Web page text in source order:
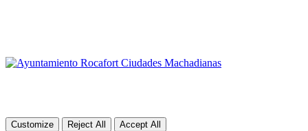
Customize Reject All Accept All